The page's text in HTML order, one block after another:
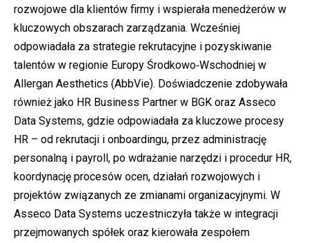
rozwojowe dla klientów firmy i wspierała menedżerów w
kluczowych obszarach zarządzania. Wcześniej
odpowiadała za strategie rekrutacyjne i pozyskiwanie
talentów w regionie Europy Środkowo‑Wschodniej w
Allergan Aesthetics (AbbVie). Doświadczenie zdobywała
również jako HR Business Partner w BGK oraz Asseco
Data Systems, gdzie odpowiadała za kluczowe procesy
HR – od rekrutacji i onboardingu, przez administrację
personalną i payroll, po wdrażanie narzędzi i procedur HR,
koordynację procesów ocen, działań rozwojowych i
projektów związanych ze zmianami organizacyjnymi. W
Asseco Data Systems uczestniczyła także w integracji
przejmowanych spółek oraz kierowała zespołem